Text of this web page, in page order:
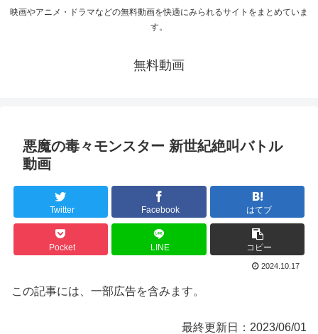
映画やアニメ・ドラマなどの無料動画を快適にみられるサイトをまとめていま
す。
無料動画
悪魔の毒々モンスター 新世紀絶叫バトル
動画
Twitter Facebook はてブ
Pocket LINE コピー
2024.10.17
この記事には、一部広告を含みます。
最終更新日：2023/06/01